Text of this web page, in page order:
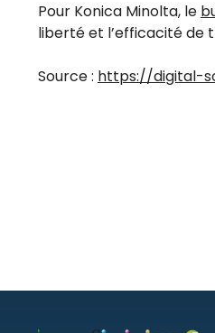
Pour Konica Minolta, le
liberté et l’efficacité de
Source : https://digital-